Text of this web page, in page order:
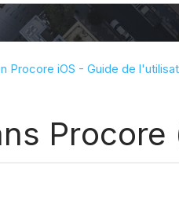
Procore iOS - Guide de
Procore